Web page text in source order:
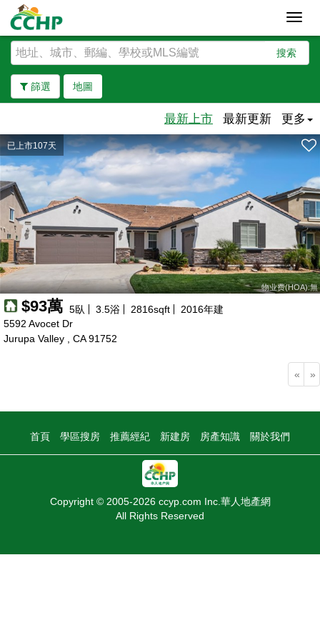
搜索
篩選 地圖
去除邊界
最新上市 最新更新 更多
已上市107天
物业费(HOA):無
$93萬 5臥 3.5浴 2816sqft 2016年建
5592 Avocet Dr
Jurupa Valley , CA 91752
« »
首頁 學區搜房 推薦經紀 新建房 房產知識 關於我們
Copyright © 2005-2026 ccyp.com Inc.華人地產網
All Rights Reserved